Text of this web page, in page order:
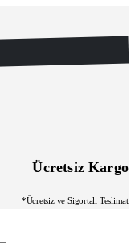
Ücretsiz Kargo
*Ücretsiz ve Sigortalı Teslimat